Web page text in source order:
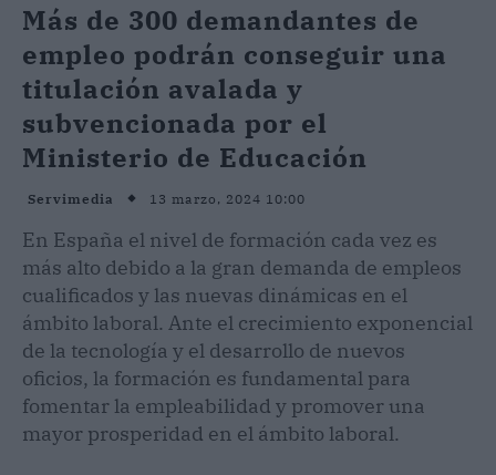
Más de 300 demandantes de
empleo podrán conseguir una
titulación avalada y
subvencionada por el
Ministerio de Educación
Servimedia 13 marzo, 2024 10:00
En España el nivel de formación cada vez es
más alto debido a la gran demanda de empleos
cualificados y las nuevas dinámicas en el
ámbito laboral. Ante el crecimiento exponencial
de la tecnología y el desarrollo de nuevos
oficios, la formación es fundamental para
fomentar la empleabilidad y promover una
mayor prosperidad en el ámbito laboral.